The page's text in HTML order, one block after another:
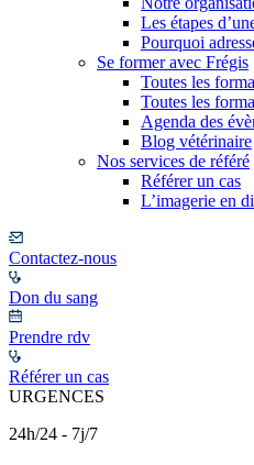
Les étapes
Pourquoi
Se former avec Frégis
Toutes les
Toutes les
Agenda des
Blog vétérinaire
Nos services de référé
Référer un cas
L’imagerie en
Contactez-nous
Don du sang
Prendre rdv
Référer un cas
URGENCES
24h/24 - 7j/7